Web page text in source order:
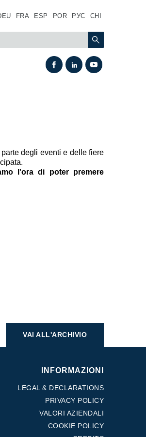
FRA ESP POR РУС CHI
degli eventi e delle fiere
l'ora di poter premere
VAI ALL'ARCHIVIO
INFORMAZIONI
LEGAL & DECLARATIONS
PRIVACY POLICY
VALORI AZIENDALI
COOKIE POLICY